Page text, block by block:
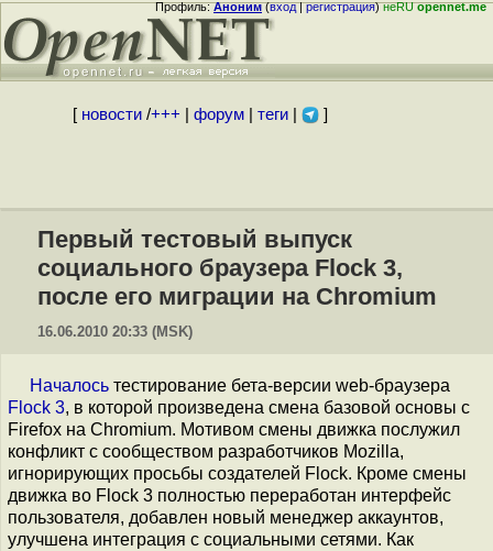
Профиль:Аноним(вход|регистрация)неRUopennet.me
[ новости/+++ форум| теги| ]
Первый тестовый выпуск
социального браузера Flock 3,
после его миграции на Chromium
16.06.2010 20:33 (MSK)
Началось тестирование бета-версии web-браузера
Flock 3, в которой произведена смена базовой основы с
Firefox на Chromium. Мотивом смены движка послужил
конфликт с сообществом разработчиков Mozilla,
игнорирующих просьбы создателей Flock. Кроме смены
движка во Flock 3 полностью переработан интерфейс
пользователя, добавлен новый менеджер аккаунтов,
улучшена интеграция с социальными сетями. Как